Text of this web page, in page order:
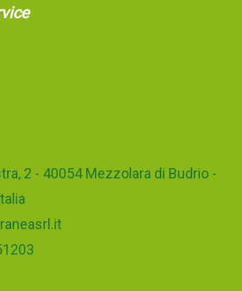
2 - 40054 Mezzolara di Budrio -